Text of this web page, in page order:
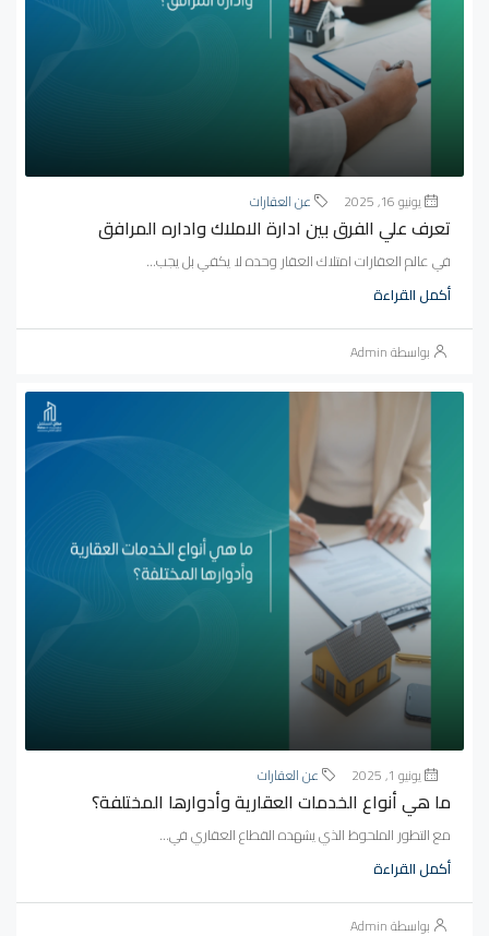
يونيو 16, 2025 عن العقارات
تعرف علي الفرق بين ادارة الاملاك واداره المرافق
في عالم العقارات امتلاك العقار وحده لا يكفي بل يجب...
أكمل القراءة
بواسطة Admin
يونيو 1, 2025 عن العقارات
ما هي أنواع الخدمات العقارية وأدوارها المختلفة؟
مع التطور الملحوظ الذي يشهده القطاع العقاري في...
أكمل القراءة
بواسطة Admin